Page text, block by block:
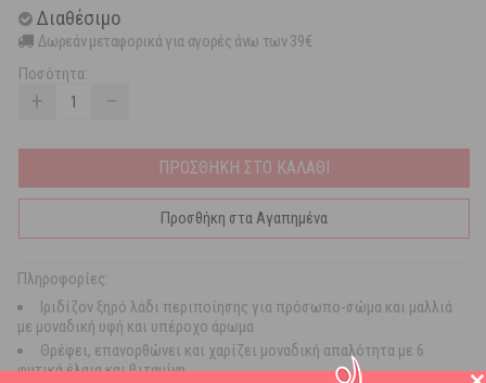
Διαθέσιμο
Δωρεάν μεταφορικά για αγορές άνω των 39€
Ποσότητα:
+ −
ΠΡΟΣΘΗΚΗ ΣΤΟ ΚΑΛΑΘΙ
Προσθήκη στα Αγαπημένα
Πληροφορίες:
Ιριδίζον ξηρό λάδι περιποίησης για πρόσωπο-σώμα και μαλλιά
με μοναδική υφή και υπέροχο άρωμα
Θρέφει, επανορθώνει και χαρίζει μοναδική απαλότητα με 6
φυτικά έλαια και βιταμίνη